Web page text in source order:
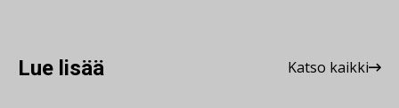
Lue lisää Katso kaikki